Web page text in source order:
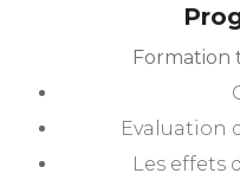
Formation
Evaluation
Les effets